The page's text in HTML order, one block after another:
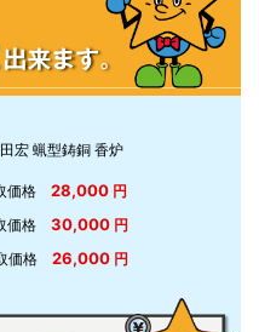
宏 蝋型鋳銅 香炉
価格 28,000円
価格 30,000円
価格 26,000円